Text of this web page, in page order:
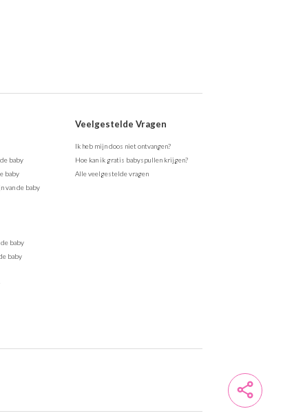
baby
baby
van de baby
baby
baby
Veelgestelde Vragen
Ik heb mijn doos niet ontvangen?
Hoe kan ik gratis babyspullen krijgen?
Alle veelgestelde vragen